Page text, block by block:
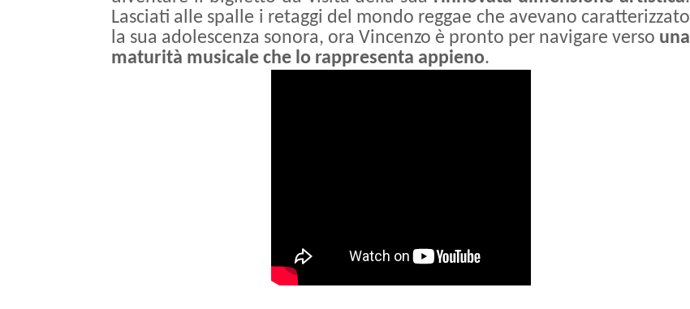
Lasciati alle spalle i retaggi del mondo reggae che avevano caratterizzato
la sua adolescenza sonora, ora Vincenzo è pronto per navigare verso una
maturità musicale che lo rappresenta appieno.